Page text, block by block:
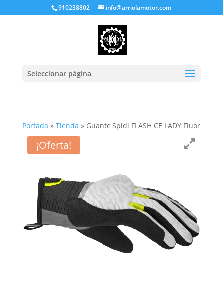
910238802 info@arriolamotor.com
Seleccionar página
Portada » Tienda » Guante Spidi FLASH CE LADY Fluor
¡Oferta!